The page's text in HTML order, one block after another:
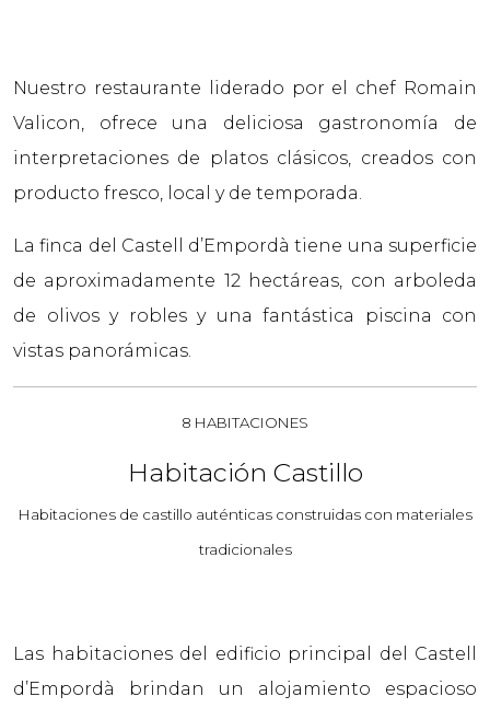
Nuestro restaurante liderado por el chef Romain
Valicon, ofrece una deliciosa gastronomía de
interpretaciones de platos clásicos, creados con
producto fresco, local y de temporada.
La finca del Castell d’Empordà tiene una superficie
de aproximadamente 12 hectáreas, con arboleda
de olivos y robles y una fantástica piscina con
vistas panorámicas.
8 HABITACIONES
Habitación Castillo
Habitaciones de castillo auténticas construidas con materiales
tradicionales
Las habitaciones del edificio principal del Castell
d’Empordà brindan un alojamiento espacioso